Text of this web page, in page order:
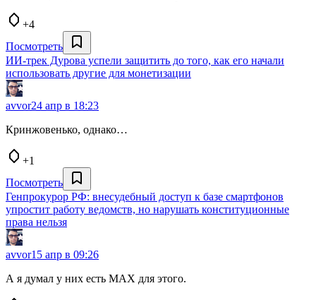
+4
Посмотреть
ИИ-трек Дурова успели защитить до того, как его начали
использовать другие для монетизации
avvor24 апр в 18:23
Кринжовенько, однако…
+1
Посмотреть
Генпрокурор РФ: внесудебный доступ к базе смартфонов
упростит работу ведомств, но нарушать конституционные
права нельзя
avvor15 апр в 09:26
А я думал у них есть MAX для этого.